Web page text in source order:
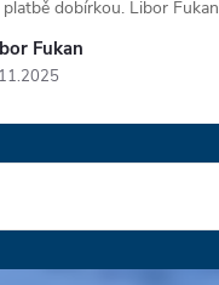
Fukan
dobírkou. Libor Fukan